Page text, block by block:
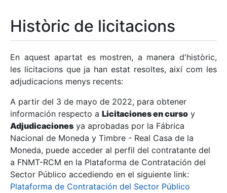
Mostra/Amaga
Mostra/Amaga
Històric de licitacions
En aquest apartat es mostren, a manera d'històric,
les licitacions que ja han estat resoltes, així com les
adjudicacions menys recents:
A partir del 3 de mayo de 2022, para obtener
información respecto a Licitaciones en curso y
Adjudicaciones ya aprobadas por la Fábrica
Nacional de Moneda y Timbre - Real Casa de la
Moneda, puede acceder al perfil del contratante del
a FNMT-RCM en la Plataforma de Contratación del
Sector Público accediendo en el siguiente link:
Plataforma de Contratación del Sector Público